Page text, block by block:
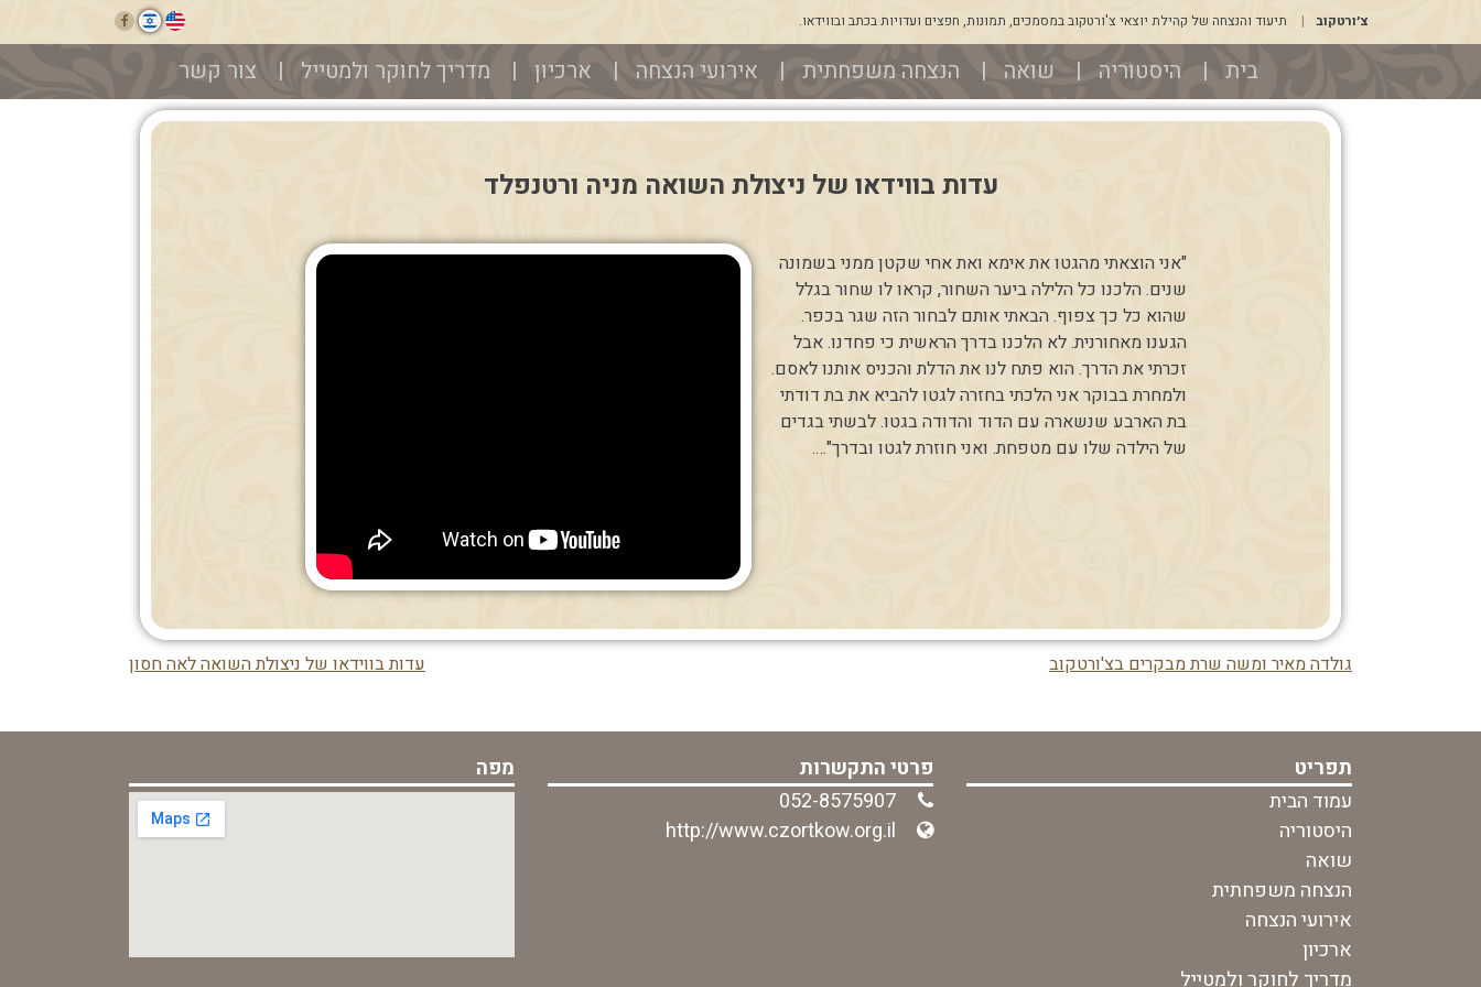
לתוכן
צ׳ורטקוב תיעוד והנצחה של קהילת יוצאי צ'ורטקוב במסמכים, תמונות, חפצים ועדויות בכתב ובווידאו.
בית היסטוריה שואה הנצחה משפחתית אירועי הנצחה ארכיון מדריך לחוקר ולמטייל צור קשר
עדות בווידאו של ניצולת השואה מניה ורטנפלד
"אני הוצאתי מהגטו את אימא ואת אחי שקטן ממני בשמונה
שנים. הלכנו כל הלילה ביער השחור, קראו לו שחור בגלל
שהוא כל כך צפוף. הבאתי אותם לבחור הזה שגר בכפר.
הגענו מאחורנית. לא הלכנו בדרך הראשית כי פחדנו. אבל
זכרתי את הדרך. הוא פתח לנו את הדלת והכניס אותנו לאסם.
ולמחרת בבוקר אני הלכתי בחזרה לגטו להביא את בת דודתי
בת הארבע שנשארה עם הדוד והדודה בגטו. לבשתי בגדים
של הילדה שלו עם מטפחת. ואני חוזרת לגטו ובדרך"….
בפוסט
עדות בווידאו של ניצולת השואה לאה חסון גולדה מאיר ומשה שרת מבקרים בצ'ורטקוב
תפריט
עמוד הבית
היסטוריה
שואה
הנצחה משפחתית
אירועי הנצחה
ארכיון
מדריך לחוקר ולמטייל
פרטי התקשרות
מפה